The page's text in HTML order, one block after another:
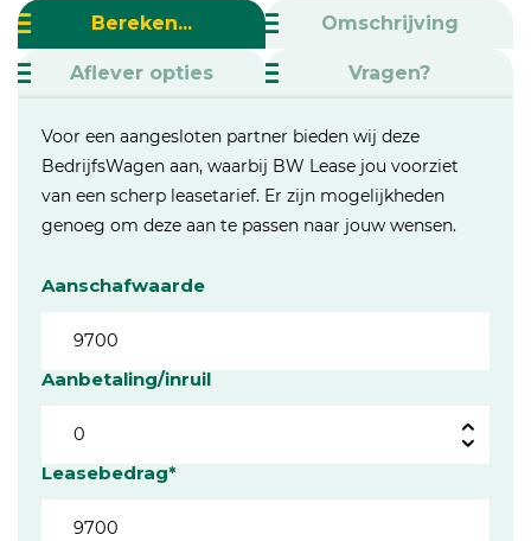
Bereken... Omschrijving
Aflever opties Vragen?
Voor een aangesloten partner bieden wij deze
BedrijfsWagen aan, waarbij BW Lease jou voorziet
van een scherp leasetarief. Er zijn mogelijkheden
genoeg om deze aan te passen naar jouw wensen.
Aanschafwaarde
Aanbetaling/inruil
Leasebedrag*